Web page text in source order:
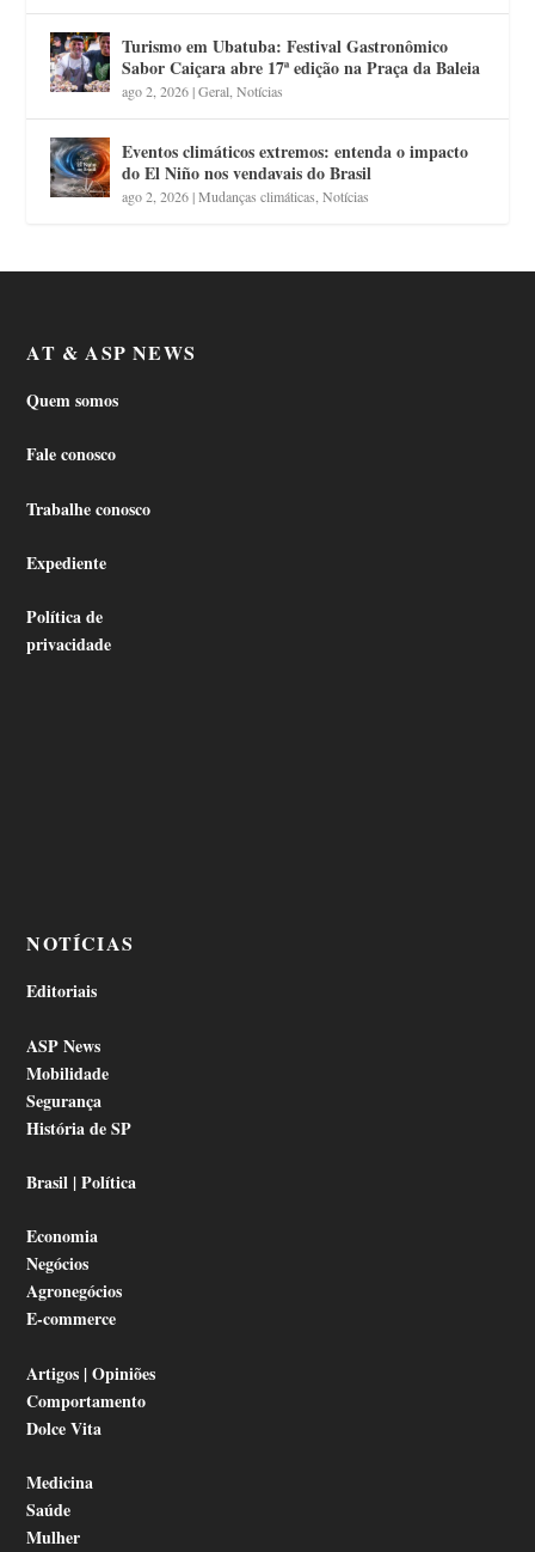
Turismo em Ubatuba: Festival Gastronômico
Sabor Caiçara abre 17ª edição na Praça da Baleia
ago 2, 2026|Geral ,Notícias
Eventos climáticos extremos: entenda o impacto
do El Niño nos vendavais do Brasil
ago 2, 2026|Mudanças climáticas ,Notícias
AT & ASP NEWS
Quem somos
Fale conosco
Trabalhe conosco
Expediente
Política de
privacidade
NOTÍCIAS
Editoriais
ASP News
Mobilidade
Segurança
História de SP
Brasil | Política
Economia
Negócios
Agronegócios
E-commerce
Artigos | Opiniões
Comportamento
Dolce Vita
Medicina
Saúde
Mulher